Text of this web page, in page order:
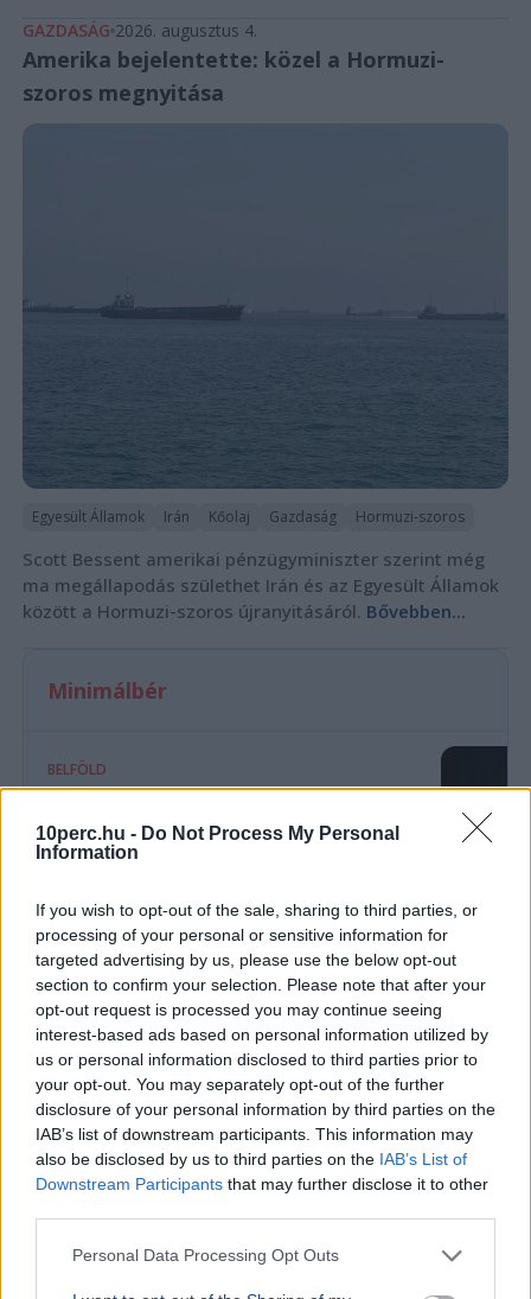
10perc.hu - Do Not Process My Personal
Information
If you wish to opt-out of the sale, sharing to third parties, or
processing of your personal or sensitive information for
targeted advertising by us, please use the below opt-out
section to confirm your selection. Please note that after your
opt-out request is processed you may continue seeing
interest-based ads based on personal information utilized by
us or personal information disclosed to third parties prior to
your opt-out. You may separately opt-out of the further
disclosure of your personal information by third parties on the
IAB’s list of downstream participants. This information may
also be disclosed by us to third parties on the IAB’s List of
Downstream Participants that may further disclose it to other
Personal Data Processing Opt Outs
GAZDASÁG 2026. augusztus 4.
Amerika bejelentette: közel a Hormuzi-
szoros megnyitása
Egyesült Államok Irán Kőolaj Gazdaság Hormuzi-szoros
Scott Bessent amerikai pénzügyminiszter szerint még
ma megállapodás születhet Irán és az Egyesült Államok
között a Hormuzi-szoros újranyitásáról. Bővebben...
Minimálbér
BELFÖLD
Magyarországon a legnehezebb
szegényként bíróságra menni
Az Amnesty International Magyarország szerint
bírósághoz fordulni, ezért a jövedelmi küszöb
emelését javaso...
nőhet a
2026-ban
nő a
cafeteria
Magyarországtól a Tesco